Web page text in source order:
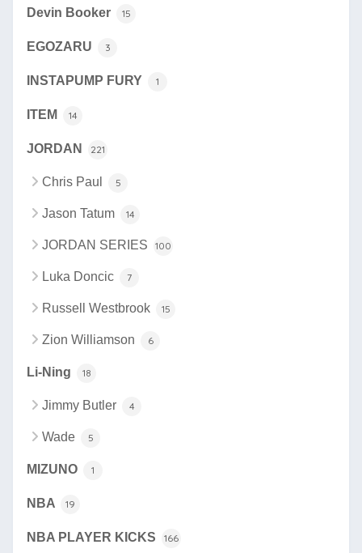
Devin Booker 15
EGOZARU 3
INSTAPUMP FURY 1
ITEM 14
JORDAN 221
Chris Paul 5
Jason Tatum 14
JORDAN SERIES 100
Luka Doncic 7
Russell Westbrook 15
Zion Williamson 6
Li-Ning 18
Jimmy Butler 4
Wade 5
MIZUNO 1
NBA 19
NBA PLAYER KICKS 166